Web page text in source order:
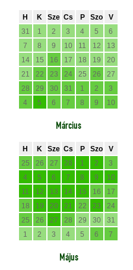
H K Sze Cs P Szo
V
31
1 2 3 4 5
6
7
8 9 10 11 12
13
14
15 16 17 18 19
20
21
22 23 24 25 26
27
28
29 30 31 1 2
3
4
5 6 7 8 9 10
Március
H K Sze Cs P Szo
V
25
26 27 28 1 2
3
4
5 6 7 8 9
10
11
12 13 14 15 16
17
18
19 20 21 22 23
24
25
26 27 28 29 30
31
1
2 3 4 5 6 7
Május